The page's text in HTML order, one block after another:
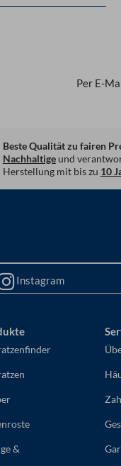
Per E-
Beste Qualität zu fairen
Nachhaltigeund
Herstellung mit bis zu 10
Instagram
&